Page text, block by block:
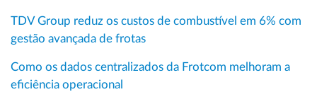
TDV Group reduz os custos de combustível em 6% com
gestão avançada de frotas
Como os dados centralizados da Frotcom melhoram a
eficiência operacional